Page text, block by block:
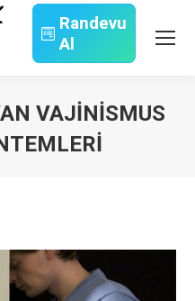
Randevu
Al
VAJINISMUS